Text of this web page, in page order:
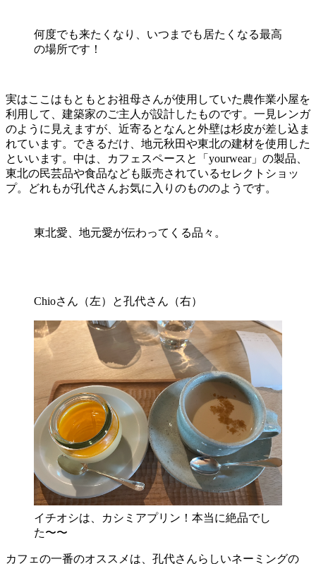
何度でも来たくなり、いつまでも居たくなる最高
の場所です！
実はここはもともとお祖母さんが使用していた農作業小屋を
利用して、建築家のご主人が設計したものです。一見レンガ
のように見えますが、近寄るとなんと外壁は杉皮が差し込ま
れています。できるだけ、地元秋田や東北の建材を使用した
といいます。中は、カフェスペースと「yourwear」の製品、
東北の民芸品や食品なども販売されているセレクトショッ
プ。どれもが孔代さんお気に入りのもののようです。
東北愛、地元愛が伝わってくる品々。
Chioさん（左）と孔代さん（右）
イチオシは、カシミアプリン！本当に絶品でし
た〜〜
カフェの一番のオススメは、孔代さんらしいネーミングの